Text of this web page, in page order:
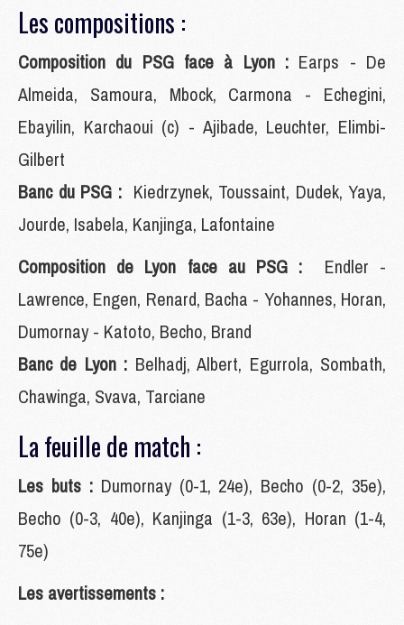
Les compositions :
Composition du PSG face à Lyon : Earps - De
Almeida, Samoura, Mbock, Carmona - Echegini,
Ebayilin, Karchaoui (c) - Ajibade, Leuchter, Elimbi-
Gilbert
Banc du PSG : Kiedrzynek, Toussaint, Dudek, Yaya,
Jourde, Isabela, Kanjinga, Lafontaine
Composition de Lyon face au PSG : Endler -
Lawrence, Engen, Renard, Bacha - Yohannes, Horan,
Dumornay - Katoto, Becho, Brand
Banc de Lyon : Belhadj, Albert, Egurrola, Sombath,
Chawinga, Svava, Tarciane
La feuille de match :
Les buts : Dumornay (0-1, 24e), Becho (0-2, 35e),
Becho (0-3, 40e), Kanjinga (1-3, 63e), Horan (1-4,
75e)
Les avertissements :